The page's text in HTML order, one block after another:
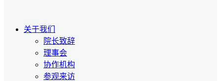
关于我们
院长致辞
理事会
协作机构
参观来访